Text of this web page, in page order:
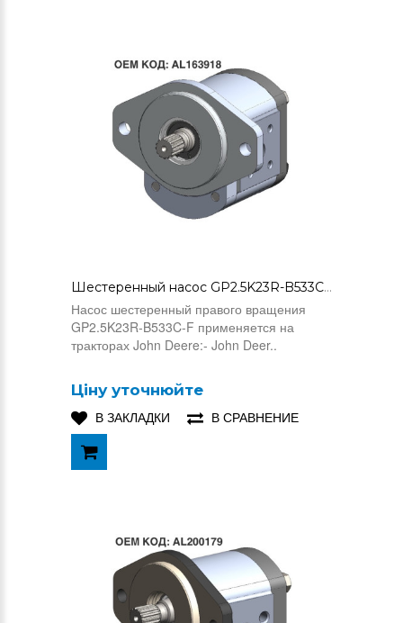
Шестеренный насос GP2.5K23R-B533C-F (AL163918)
Насос шестеренный правого вращения
GP2.5K23R-B533C-F применяется на
тракторах John Deere:- John Deer..
Ціну уточнюйте
В ЗАКЛАДКИ
В СРАВНЕНИЕ